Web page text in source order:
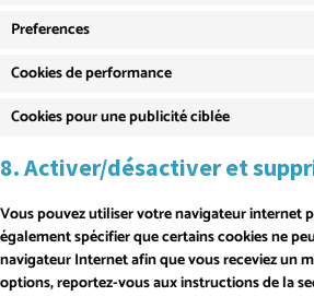
Preferences
Cookies de performance
Cookies pour une publicité ciblée
8. Activer/désactiver et
Vous pouvez utiliser votre navigateur internet
également spécifier que certains cookies ne
navigateur Internet afin que vous receviez un
options, reportez-vous aux instructions de la